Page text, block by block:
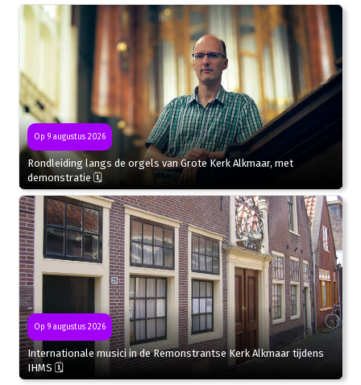
Op 9 augustus 2026
Rondleiding langs de orgels van Grote Kerk Alkmaar, met
demonstratie 🗓
Op 9 augustus 2026
Internationale musici in de Remonstrantse Kerk Alkmaar tijdens
IHMS 🗓